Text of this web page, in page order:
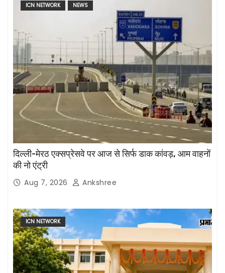
ICN NETWORK NEWS
दिल्ली-मेरठ एक्सप्रेसवे पर आज से सिर्फ डाक कांवड़, आम वाहनों
की नो एंट्री
Aug 7, 2026 Ankshree
ICN NETWORK